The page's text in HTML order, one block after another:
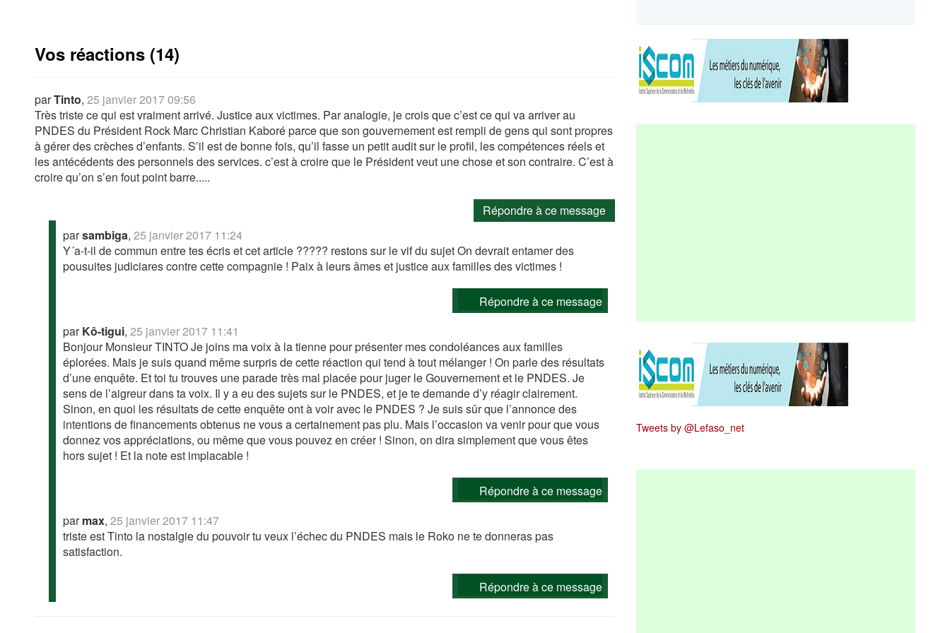
Vos réactions (14)
parTinto, 25 janvier 2017 09:56
Très triste ce qui est vraiment arrivé. Justice aux victimes. Par analogie, je crois que c’est ce qui va arriver au
PNDES du Président Rock Marc Christian Kaboré parce que son gouvernement est rempli de gens qui sont propres
à gérer des crèches d’enfants. S’il est de bonne fois, qu’il fasse un petit audit sur le profil, les compétences réels et
les antécédents des personnels des services. c’est à croire que le Président veut une chose et son contraire. C’est à
croire qu’on s’en fout point barre.....
Répondre à ce message
parsambiga, 25 janvier 2017 11:24
Y´a-t-il de commun entre tes écris et cet article ????? restons sur le vif du sujet On devrait entamer des
pousuites judiciares contre cette compagnie ! Paix à leurs âmes et justice aux familles des victimes !
Répondre à ce message
parKô-tigui, 25 janvier 2017 11:41
Bonjour Monsieur TINTO Je joins ma voix à la tienne pour présenter mes condoléances aux familles
éplorées. Mais je suis quand même surpris de cette réaction qui tend à tout mélanger ! On parle des résultats
d’une enquête. Et toi tu trouves une parade très mal placée pour juger le Gouvernement et le PNDES. Je
sens de l’aigreur dans ta voix. Il y a eu des sujets sur le PNDES, et je te demande d’y réagir clairement.
Sinon, en quoi les résultats de cette enquête ont à voir avec le PNDES ? Je suis sûr que l’annonce des
intentions de financements obtenus ne vous a certainement pas plu. Mais l’occasion va venir pour que vous
donnez vos appréciations, ou même que vous pouvez en créer ! Sinon, on dira simplement que vous êtes
hors sujet ! Et la note est implacable !
Répondre à ce message
parmax, 25 janvier 2017 11:47
triste est Tinto la nostalgie du pouvoir tu veux l’échec du PNDES mais le Roko ne te donneras pas
satisfaction.
Répondre à ce message
Tweets by @Lefaso_net